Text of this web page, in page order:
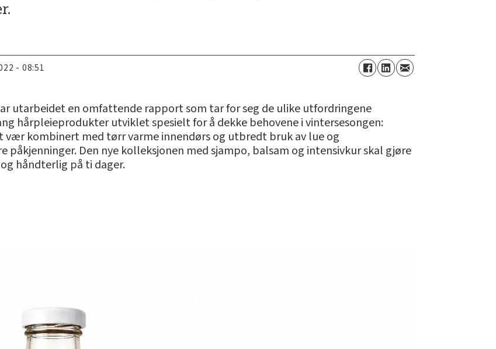
- 08:51
utarbeidet en omfattende rapport som tar for seg de ulike utfordringene
hårpleieprodukter utviklet spesielt for å dekke behovene i vintersesongen:
vær kombinert med tørr varme innendørs og utbredt bruk av lue og
Den nye kolleksjonen med sjampo, balsam og intensivkur skal gjøre
håndterlig på ti dager.